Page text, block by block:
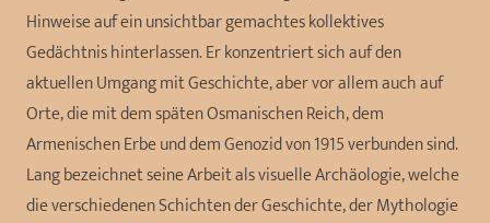
Hinweise auf ein unsichtbar gemachtes kollektives
Gedächtnis hinterlassen. Er konzentriert sich auf den
aktuellen Umgang mit Geschichte, aber vor allem auch auf
Orte, die mit dem späten Osmanischen Reich, dem
Armenischen Erbe und dem Genozid von 1915 verbunden sind.
Lang bezeichnet seine Arbeit als visuelle Archäologie, welche
die verschiedenen Schichten der Geschichte, der Mythologie